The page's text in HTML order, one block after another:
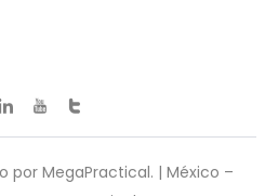
por MegaPractical. | México –